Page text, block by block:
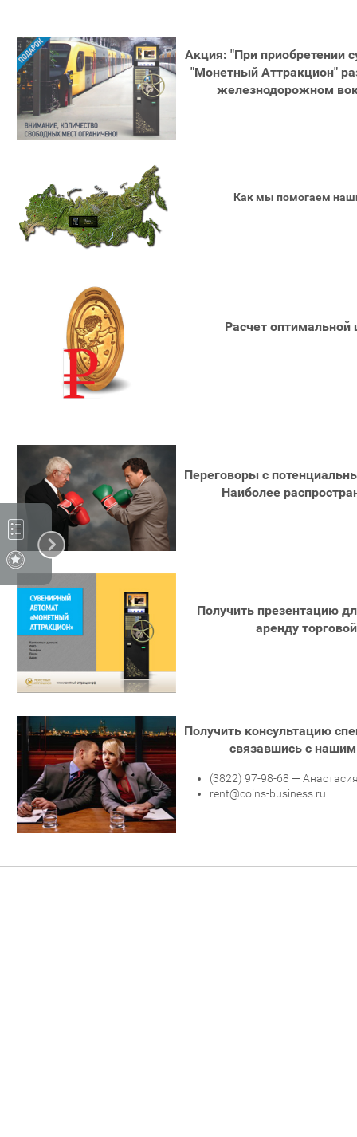
Акция: "При приобретении
"Монетный Аттракцион"
железнодорожном
Как мы помогаем
Расчет оптимальной
Переговоры с
Наиболее
Получить презентацию
аренду
Получить консультацию
связавшись с
(3822) 97-98-68 —
rent@coins-business.ru